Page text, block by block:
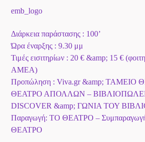
emb_logo
Διάρκεια παράστασης : 100’
Ώρα έναρξης : 9.30 μμ
Τιμές εισιτηρίων : 20 € &amp; 15 €
ΑΜΕΑ)
Προπώληση : Viva.gr &amp; ΤΑΜΕΙΟ
ΘΕΑΤΡΟ ΑΠΟΛΛΩΝ –
DISCOVER &amp; ΓΩΝΙΑ ΤΟΥ
Παραγωγή: ΤΟ ΘΕΑΤΡΟ –
ΘΕΑΤΡΟ